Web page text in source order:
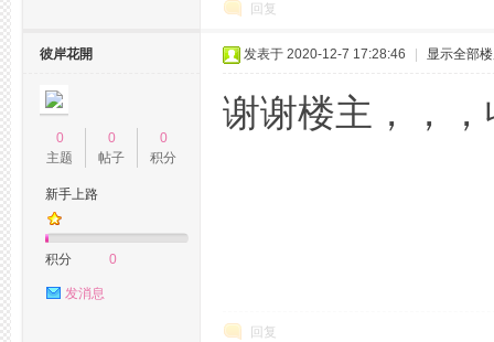
回复
彼岸花開
0
主题
0
帖子
0
积分
新手上路
积分 0
发消息
发表于 2020-12-7 17:28:46 显示全部
谢谢楼主，，
回复